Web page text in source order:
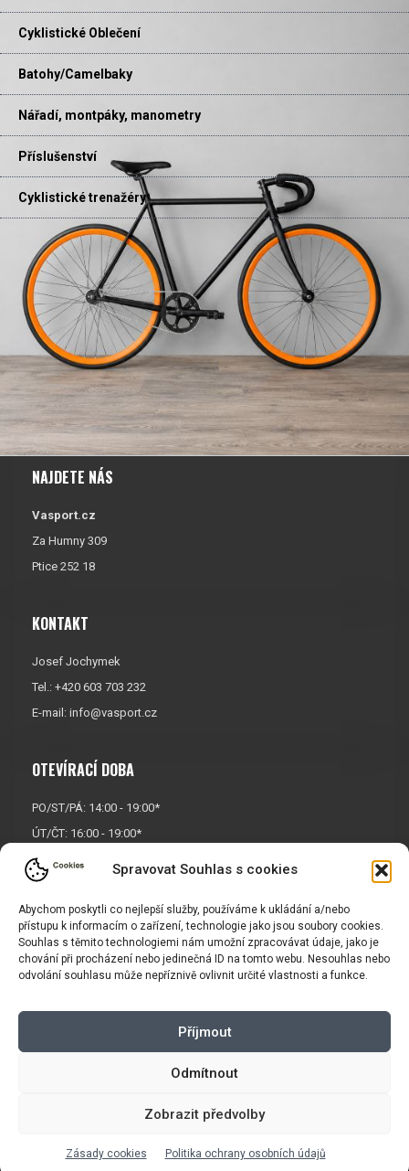
Spravovat Souhlas s cookies
Abychom poskytli co nejlepší služby, používáme k ukládání a/nebo
přístupu k informacím o zařízení, technologie jako jsou soubory cookies.
Souhlas s těmito technologiemi nám umožní zpracovávat údaje, jako je
chování při procházení nebo jedinečná ID na tomto webu. Nesouhlas nebo
odvolání souhlasu může nepříznivě ovlivnit určité vlastnosti a funkce.
Příjmout
Odmítnout
Zobrazit předvolby
Zásady cookies Politika ochrany osobních údajů
Cyklistické Oblečení
Batohy/Camelbaky
Nářadí, montpáky, manometry
Příslušenství
Cyklistické trenažéry
NAJDETE NÁS
Vasport.cz
Za Humny 309
Ptice 252 18
KONTAKT
Josef Jochymek
Tel.: +420 603 703 232
E-mail: info@vasport.cz
OTEVÍRACÍ DOBA
PO/ST/PÁ: 14:00 - 19:00*
ÚT/ČT: 16:00 - 19:00*
Sobota: 9:00 - 17:00*
Neděle:
* Říjen, listopad a prosinec
OTEVŘENO POUZE
PO/ST/PÁ